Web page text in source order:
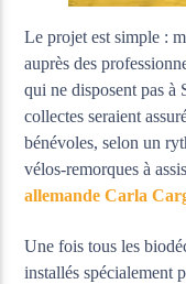
Le projet est simple :
auprès des
qui ne disposent pas à
collectes seraient
bénévoles, selon un
vélos-remorques à
allemande Carla
Une fois tous les
installés spécialement